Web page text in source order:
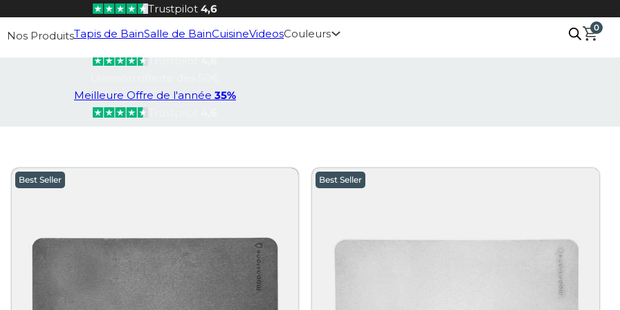
Trustpilot 4,6
Meilleure Offre de l'année35%
Meilleure Offre de l'année 35%
Nos ProduitsTapis de BainSalle de BainCuisineVideosCouleurs 0
Best Seller Best Seller